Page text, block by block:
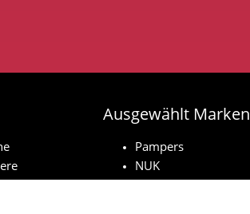
Ausgewählt Marken
Pampers
NUK
Royal Canin